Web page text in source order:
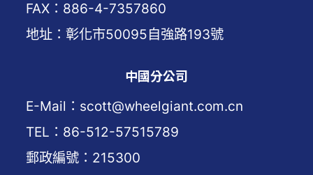
FAX：886-4-7357860
地址：彰化市50095自強路193號
中國分公司
E-Mail：scott@wheelgiant.com.cn
TEL：86-512-57515789
郵政編號：215300